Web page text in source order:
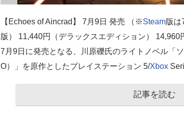
【Echoes of Aincrad】 7月9日 発売 （※Steam版は
版） 11,440円（デラックスエディション） 14,960
7月9日に発売となる、川原礫氏のライトノベル「
O）」を原作としたプレイステーション 5/Xbox
記事を読む